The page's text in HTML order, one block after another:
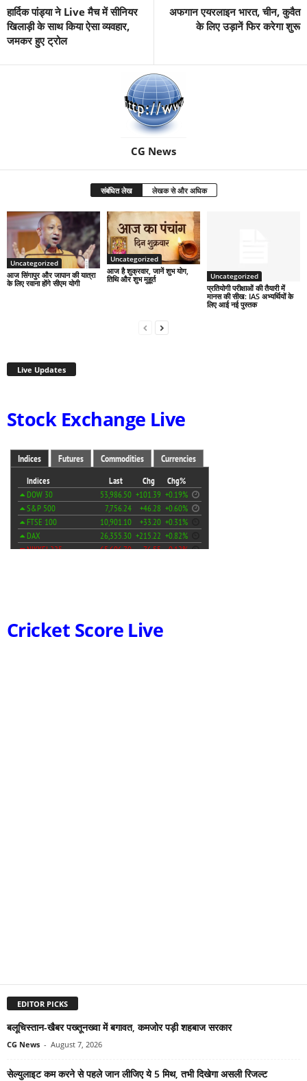
हार्दिक पांड्या ने Live मैच में सीनियर
खिलाड़ी के साथ किया ऐसा व्यवहार,
जमकर हुए ट्रोल
अफगान एयरलाइन भारत, चीन, कुवैत
के लिए उड़ानें फिर करेगा शुरू
CG News
संबंधित लेख लेखक से और अधिक
Uncategorized
आज सिंगापुर और जापान की यात्रा
के लिए रवाना होंगे सीएम योगी
Uncategorized
आज है शुक्रवार, जानें शुभ योग,
तिथि और शुभ मुहूर्त
Uncategorized
प्रतियोगी परीक्षाओं की तैयारी में
मानस की सीख: IAS अभ्यर्थियों के
लिए आई नई पुस्तक
Live Updates
Stock Exchange Live
Cricket Score Live
EDITOR PICKS
बलूचिस्तान-खैबर पख्तूनख्वा में बगावत, कमजोर पड़ी शहबाज सरकार
CG News - August 7, 2026
सेल्युलाइट कम करने से पहले जान लीजिए ये 5 मिथ, तभी दिखेगा असली रिजल्ट